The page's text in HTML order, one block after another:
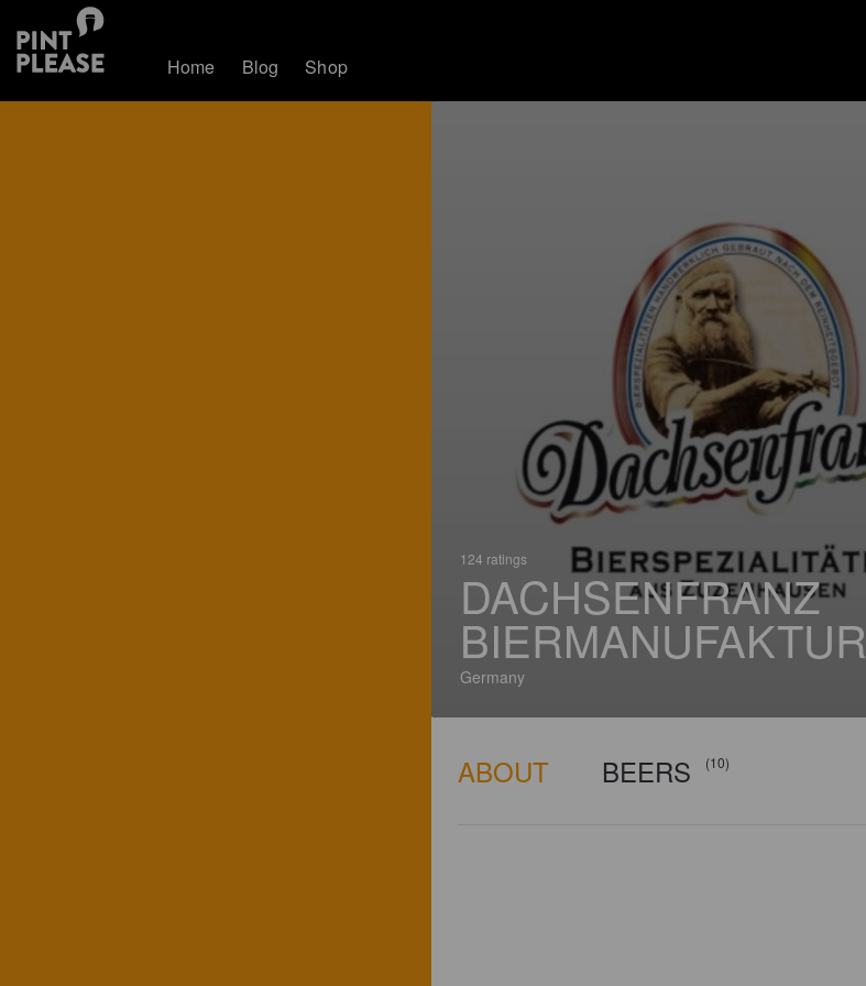
Home Blog Shop
124 ratings
DACHSENFRANZ
BIERMANUFAKTUR
Germany
ABOUT BEERS (10)